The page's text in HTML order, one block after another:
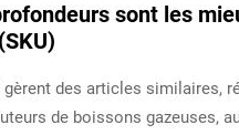
sont les
des articles similaires,
de boissons gazeuses,